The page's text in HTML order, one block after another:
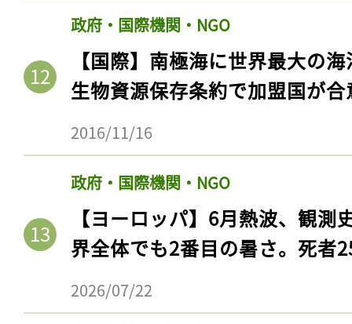
政府・国際機関・NGO
【国際】南極海に世界最大の
生物資源保存条約で加盟国が合
2016/11/16
政府・国際機関・NGO
【ヨーロッパ】6月熱波、観
界全体でも2番目の暑さ。死者
2026/07/22